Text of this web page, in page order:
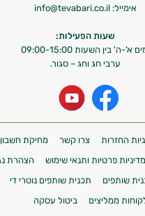
אימייל: info@tevabari.co.il
שעות הפעילות:
א'-ה' בין השעות 09:00-15:00
ערבי חג וחג – סגור.
החזרות צרו קשר מחיקת חשבון
מדיניות פרטיות ותנאי שימוש
הצהרת
שותפים תכנית שותפים נוטרי די
ממליצים
ביטול עסקה